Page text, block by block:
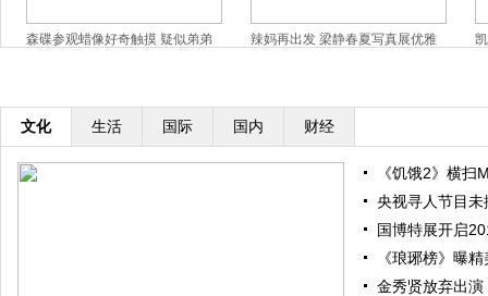
森碟参观蜡像好奇触摸 疑似弟弟
辣妈再出发 梁静春夏写真展优雅
文化 生活 国际 国内 财经
《饥饿2》横扫
央视寻人节目
国博特展开启
《琅琊榜》曝
金秀贤放弃出